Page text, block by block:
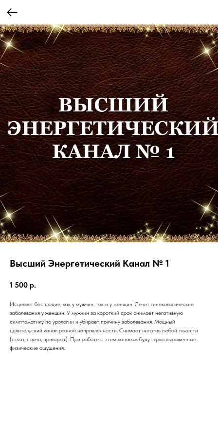
Высший Энергетический Канал № 1
1 500 р.
Исцеляет бесплодие, как у мужчин, так и у женщин. Лечит гинекологические
заболевания у женщин. У мужчин за короткий срок снимает негативную
симптоматику по урологии и убирает причину заболевания. Мощный
целительский канал разной направленности. Снимает негатив любой тяжести
(сглаз, порча, приворот). При работе с этим каналом будут ярко выраженные
физические ощущения.